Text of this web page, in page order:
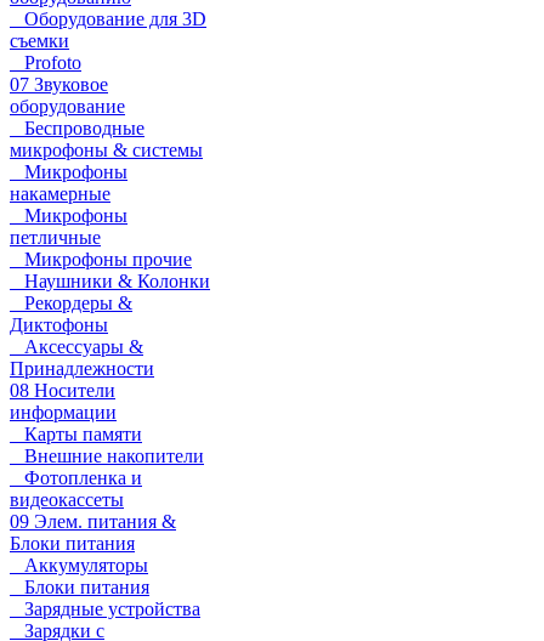
Оборудование для 3D
съемки
Profoto
07 Звуковое
оборудование
Беспроводные
микрофоны & системы
Микрофоны
накамерные
Микрофоны
петличные
Микрофоны прочие
Наушники & Колонки
Рекордеры &
Диктофоны
Аксессуары &
Принадлежности
08 Носители
информации
Карты памяти
Внешние накопители
Фотопленка и
видеокассеты
09 Элем. питания &
Блоки питания
Аккумуляторы
Блоки питания
Зарядные устройства
Зарядки с